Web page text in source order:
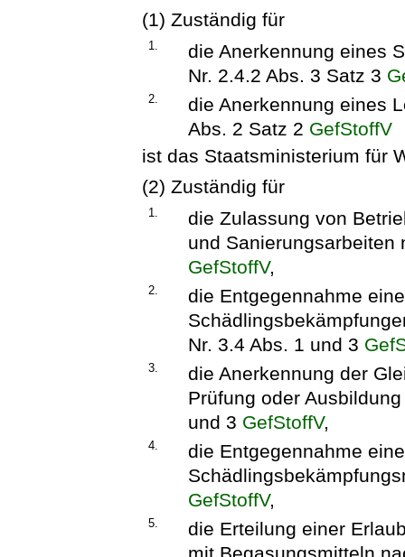
(1) Zuständig für
1.
die Anerkennung eines
Nr. 2.4.2 Abs. 3 Satz 3
2.
die Anerkennung eines
Abs. 2 Satz 2 GefStoffV
ist das Staatsministerium für
(2) Zuständig für
1.
die Zulassung von
und Sanierungsarbeiten
GefStoffV,
2.
die Entgegennahme
Nr. 3.4 Abs. 1 und 3
3.
die Anerkennung der
Prüfung oder
und 3 GefStoffV,
4.
die Entgegennahme
GefStoffV,
5.
die Erteilung einer